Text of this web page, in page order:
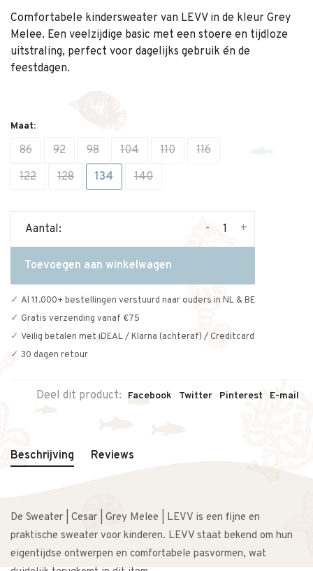
Comfortabele kindersweater van LEVV in de kleur Grey
Melee. Een veelzijdige basic met een stoere en tijdloze
uitstraling, perfect voor dagelijks gebruik én de
feestdagen.
Maat:
86 92 98 104 110
116
122
128 134 140
Aantal: +
-
Toevoegen aan winkelwagen
Al 11.000+ bestellingen verstuurd naar ouders in NL & BE
Gratis verzending vanaf €75
Veilig betalen met iDEAL / Klarna (achteraf) / Creditcard
30 dagen retour
Deel dit product: Facebook Twitter Pinterest E-mail
Beschrijving Reviews
De Sweater | Cesar | Grey Melee | LEVV is een fijne en
praktische sweater voor kinderen. LEVV staat bekend om hun
eigentijdse ontwerpen en comfortabele pasvormen, wat